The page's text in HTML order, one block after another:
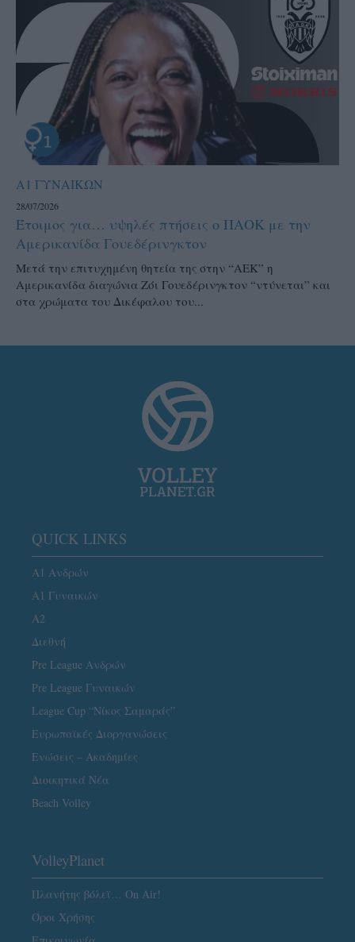
Α1 ΓΥΝΑΙΚΩΝ
28/07/2026
Έτοιμος για… υψηλές πτήσεις ο ΠΑΟΚ με την
Αμερικανίδα Γουεδέρινγκτον
Μετά την επιτυχημένη θητεία της στην “ΑΕΚ” η
Αμερικανίδα διαγώνια Ζόι Γουεδέρινγκτον “ντύνεται” και
στα χρώματα του Δικέφαλου του...
QUICK LINKS
Α1 Ανδρών
Α1 Γυναικών
A2
Διεθνή
Pre League Ανδρών
Pre League Γυναικών
League Cup “Νίκος Σαμαράς”
Ευρωπαϊκές Διοργανώσεις
Ενώσεις – Ακαδημίες
Διοικητικά Νέα
Beach Volley
VolleyPlanet
Πλανήτης βόλεϊ… On Air!
Όροι Χρήσης